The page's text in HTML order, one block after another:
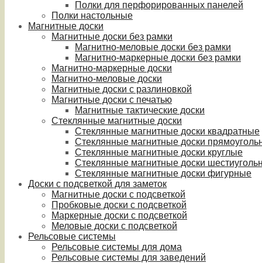
Полки для перфорированных панелей
Полки настольные
Магнитные доски
Магнитные доски без рамки
Магнитно-меловые доски без рамки
Магнитно-маркерные доски без рамки
Магнитно-маркерные доски
Магнитно-меловые доски
Магнитные доски с разлиновкой
Магнитные доски с печатью
Магнитные тактические доски
Стеклянные магнитные доски
Стеклянные магнитные доски квадратные
Стеклянные магнитные доски
Стеклянные магнитные доски круглые
Стеклянные магнитные доски
Стеклянные магнитные доски фигурные
Доски с подсветкой для заметок
Магнитные доски с подсветкой
Пробковые доски с подсветкой
Маркерные доски с подсветкой
Меловые доски с подсветкой
Рельсовые системы
Рельсовые системы для дома
Рельсовые системы для заведений